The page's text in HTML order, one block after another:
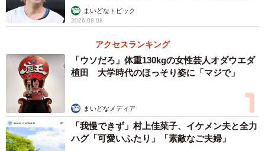
まいどなトピック
2026.08.08
アクセスランキング
「ウソだろ」体重130kgの女性芸人オダウエダ
植田 大学時代のほっそり姿に「マジで」
まいどなメディア
「我慢できず」村上佳菜子、イケメン夫と全力
ハグ「可愛いふたり」「素敵なご夫婦」